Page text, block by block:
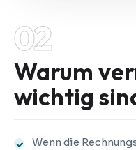
02
Warum
wichtig
Wenn die